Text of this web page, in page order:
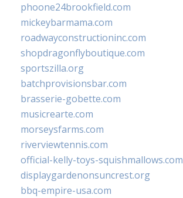
phoone24brookfield.com
mickeybarmama.com
roadwayconstructioninc.com
shopdragonflyboutique.com
sportszilla.org
batchprovisionsbar.com
brasserie-gobette.com
musicrearte.com
morseysfarms.com
riverviewtennis.com
official-kelly-toys-squishmallows.com
displaygardenonsuncrest.org
bbq-empire-usa.com